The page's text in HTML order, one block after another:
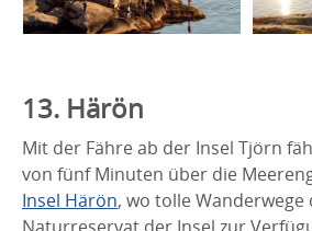
13. Härön
Mit der Fähre ab der Insel Tjörn
von fünf Minuten über die
Insel Härön, wo tolle Wanderwege